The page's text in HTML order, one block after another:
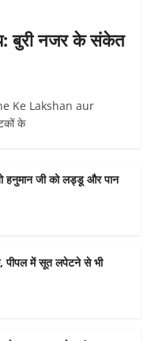
बुरी नजर के संकेत
Ke Lakshan aur
के
हनुमान जी को लड्डू और पान
पीपल में सूत लपेटने से भी